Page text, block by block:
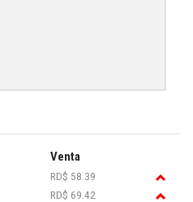
Venta
RD$ 58.39
RD$ 69.42